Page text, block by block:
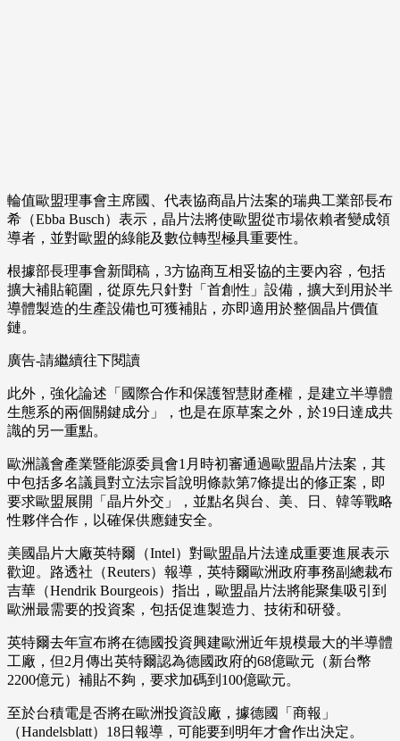
輪值歐盟理事會主席國、代表協商晶片法案的瑞典工業部長布
希（Ebba Busch）表示，晶片法將使歐盟從市場依賴者變成領
導者，並對歐盟的綠能及數位轉型極具重要性。
根據部長理事會新聞稿，3方協商互相妥協的主要內容，包括
擴大補貼範圍，從原先只針對「首創性」設備，擴大到用於半
導體製造的生產設備也可獲補貼，亦即適用於整個晶片價值
鏈。
廣告-請繼續往下閱讀
此外，強化論述「國際合作和保護智慧財產權，是建立半導體
生態系的兩個關鍵成分」，也是在原草案之外，於19日達成共
識的另一重點。
歐洲議會產業暨能源委員會1月時初審通過歐盟晶片法案，其
中包括多名議員對立法宗旨說明條款第7條提出的修正案，即
要求歐盟展開「晶片外交」，並點名與台、美、日、韓等戰略
性夥伴合作，以確保供應鏈安全。
美國晶片大廠英特爾（Intel）對歐盟晶片法達成重要進展表示
歡迎。路透社（Reuters）報導，英特爾歐洲政府事務副總裁布
吉華（Hendrik Bourgeois）指出，歐盟晶片法將能聚集吸引到
歐洲最需要的投資案，包括促進製造力、技術和研發。
英特爾去年宣布將在德國投資興建歐洲近年規模最大的半導體
工廠，但2月傳出英特爾認為德國政府的68億歐元（新台幣
2200億元）補貼不夠，要求加碼到100億歐元。
至於台積電是否將在歐洲投資設廠，據德國「商報」
（Handelsblatt）18日報導，可能要到明年才會作出決定。